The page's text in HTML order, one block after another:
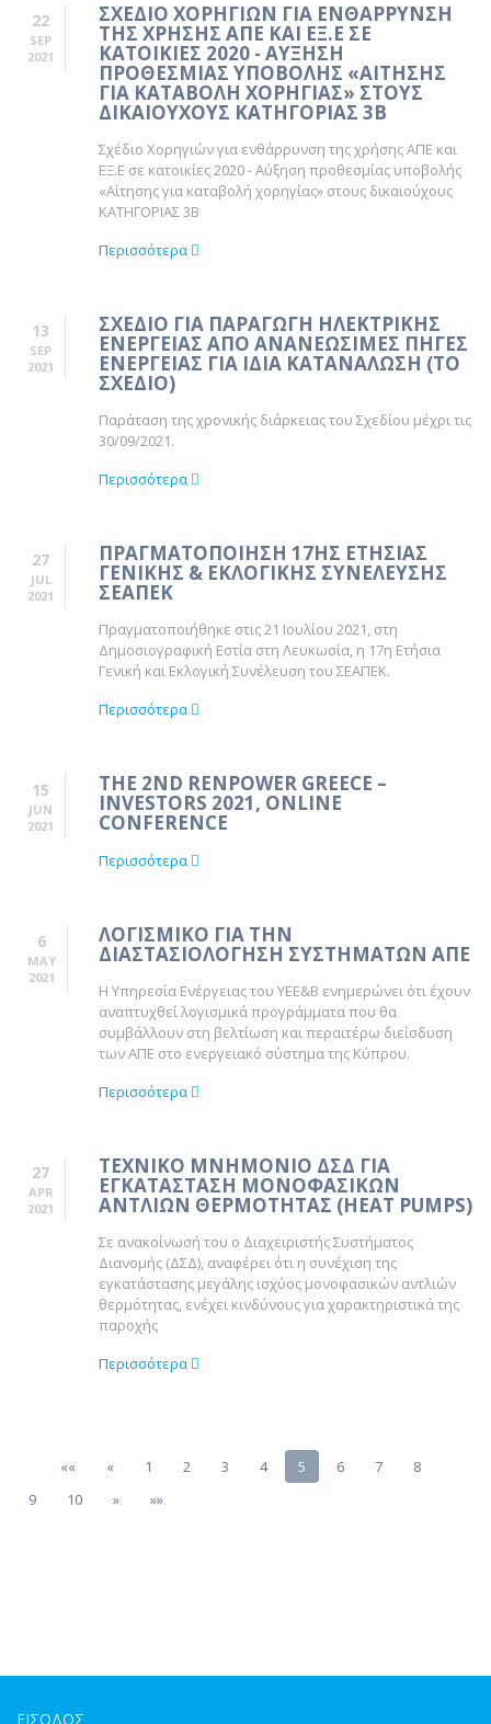
22
SEP
2021
ΣΧΕΔΙΟ ΧΟΡΗΓΙΩΝ ΓΙΑ ΕΝΘΑΡΡΥΝΣΗ
ΤΗΣ ΧΡΗΣΗΣ ΑΠΕ ΚΑΙ ΕΞ.Ε ΣΕ
ΚΑΤΟΙΚΙΕΣ 2020 - ΑΥΞΗΣΗ
ΠΡΟΘΕΣΜΙΑΣ ΥΠΟΒΟΛΗΣ «ΑΙΤΗΣΗΣ
ΓΙΑ ΚΑΤΑΒΟΛΗ ΧΟΡΗΓΙΑΣ» ΣΤΟΥΣ
ΔΙΚΑΙΟΥΧΟΥΣ ΚΑΤΗΓΟΡΙΑΣ 3Β
Σχέδιο Χορηγιών για ενθάρρυνση της χρήσης ΑΠΕ και
ΕΞ.Ε σε κατοικίες 2020 - Αύξηση προθεσμίας υποβολής
«Αίτησης για καταβολή χορηγίας» στους δικαιούχους
ΚΑΤΗΓΟΡΙΑΣ 3Β
Περισσότερα
13
SEP
2021
ΣΧΕΔΙΟ ΓΙΑ ΠΑΡΑΓΩΓΗ ΗΛΕΚΤΡΙΚΗΣ
ΕΝΕΡΓΕΙΑΣ ΑΠΟ ΑΝΑΝΕΩΣΙΜΕΣ ΠΗΓΕΣ
ΕΝΕΡΓΕΙΑΣ ΓΙΑ ΙΔΙΑ ΚΑΤΑΝΑΛΩΣΗ (ΤΟ
ΣΧΕΔΙΟ)
Παράταση της χρονικής διάρκειας του Σχεδίου μέχρι τις
30/09/2021.
Περισσότερα
27
JUL
2021
ΠΡΑΓΜΑΤΟΠΟΙΗΣΗ 17ΗΣ ΕΤΗΣΙΑΣ
ΓΕΝΙΚΗΣ & ΕΚΛΟΓΙΚΗΣ ΣΥΝΕΛΕΥΣΗΣ
ΣΕΑΠΕΚ
Πραγματοποιήθηκε στις 21 Ιουλίου 2021, στη
Δημοσιογραφική Εστία στη Λευκωσία, η 17η Ετήσια
Γενική και Εκλογική Συνέλευση του ΣΕΑΠΕΚ.
Περισσότερα
15
JUN
2021
THE 2ND RENPOWER GREECE –
INVESTORS 2021, ONLINE
CONFERENCE
Περισσότερα
6
MAY
2021
ΛΟΓΙΣΜΙΚΟ ΓΙΑ ΤΗΝ
ΔΙΑΣΤΑΣΙΟΛΟΓΗΣΗ ΣΥΣΤΗΜΑΤΩΝ ΑΠΕ
Η Υπηρεσία Ενέργειας του ΥΕΕ&Β ενημερώνει ότι έχουν
αναπτυχθεί λογισμικά προγράμματα που θα
συμβάλλουν στη βελτίωση και περαιτέρω διείσδυση
των ΑΠΕ στο ενεργειακό σύστημα της Κύπρου.
Περισσότερα
27
APR
2021
ΤΕΧΝΙΚΟ ΜΝΗΜΟΝΙΟ ΔΣΔ ΓΙΑ
ΕΓΚΑΤΑΣΤΑΣΗ ΜΟΝΟΦΑΣΙΚΩΝ
ΑΝΤΛΙΩΝ ΘΕΡΜΟΤΗΤΑΣ (HEAT PUMPS)
Σε ανακοίνωσή του ο Διαχειριστής Συστήματος
Διανομής (ΔΣΔ), αναφέρει ότι η συνέχιση της
εγκατάστασης μεγάλης ισχύος μονοφασικών αντλιών
θερμότητας, ενέχει κινδύνους για χαρακτηριστικά της
παροχής
Περισσότερα
«« « 1 2 3 4 5 (current)
6 7
8
9
10 » »»
ΕΙΣΟΔΟΣ